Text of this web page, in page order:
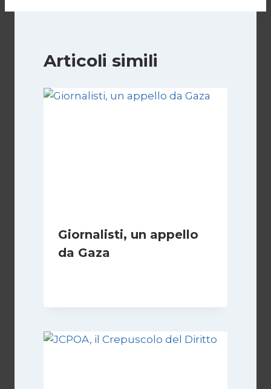
Articoli simili
Giornalisti, un appello
da Gaza